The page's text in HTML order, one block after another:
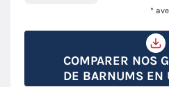
*
COMPARER NOS
DE BARNUMS